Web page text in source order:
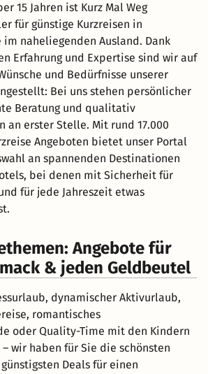
15 Jahren ist Kurz Mal Weg
für günstige Kurzreisen in
im naheliegenden Ausland. Dank
Erfahrung und Expertise sind wir auf
und Bedürfnisse unserer
Bei uns stehen persönlicher
Beratung und qualitativ
an erster Stelle. Mit rund 17.000
Angeboten bietet unser Portal
an spannenden Destinationen
bei denen mit Sicherheit für
für jede Jahreszeit etwas
Angebote für
& jeden Geldbeutel
dynamischer Aktivurlaub,
romantisches
oder Quality-Time mit den Kindern
wir haben für Sie die schönsten
Deals für einen